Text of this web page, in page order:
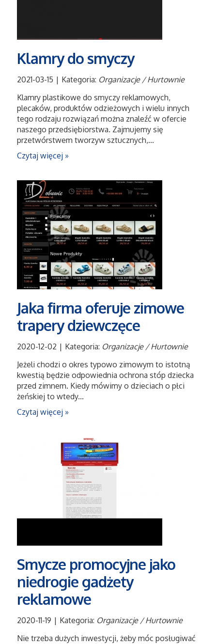
Materiały Reklamowe
Ćwiczenia
Hobby
Zajęcia Sportowe i Rekreacyjne
Serwis
Informatyczne
Restauracje, Catering
Fotografia
Adwokaci, Porady Prawne
Ślub i Wesele
Weterynaryjne, Hodowla Zwierząt
Sprzątanie, Porządkowanie
Serwis
Opieka
Inne Usługi
Noclegi
Hotele i Noclegi
Podróże
Wypoczynek
Uroda
Klamry do smyczy
2021-03-15 | Kategoria: Organizacje / Hurtownie
Klamry plastikowe do smyczy reklamowych,
plecaków, produktów odzieżowych i wielu innych
tego rodzaju rozwiązań można znaleźć w ofercie
naszego przedsiębiorstwa. Zajmujemy się
przetwórstwem tworzyw sztucznych,...
Czytaj więcej »
Jaka firma oferuje zimowe
trapery dziewczęce
2020-12-02 | Kategoria: Organizacje / Hurtownie
Jeżeli chodzi o okres typowo zimowym to istotną
kwestią będzie odpowiednia ochrona stóp dziecka
przed zimnem. Kiedy mówimy o dzieciach o płci
żeńskiej to wtedy...
Czytaj więcej »
Smycze promocyjne jako
niedrogie gadżety
reklamowe
2020-11-19 | Kategoria: Organizacje / Hurtownie
Nie trzeba dużych inwestycji, żeby móc posługiwać